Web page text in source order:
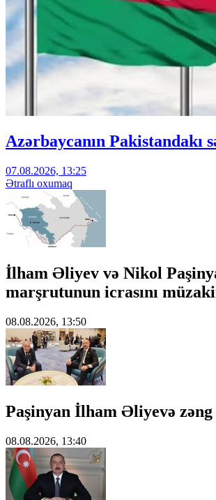
Azərbaycanın Pakistandakı
07.08.2026, 13:25
Ətraflı oxumaq
İlham Əliyev və Nikol
marşrutunun icrasını
08.08.2026, 13:50
Paşinyan İlham Əliyevə
08.08.2026, 13:40